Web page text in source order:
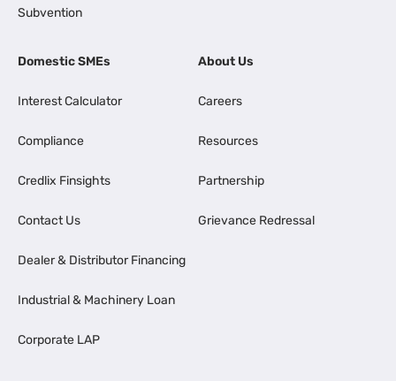
Subvention
Domestic SMEs
Interest Calculator
Compliance
Credlix Finsights
Contact Us
Dealer & Distributor Financing
Industrial & Machinery Loan
Corporate LAP
About Us
Careers
Resources
Partnership
Grievance Redressal